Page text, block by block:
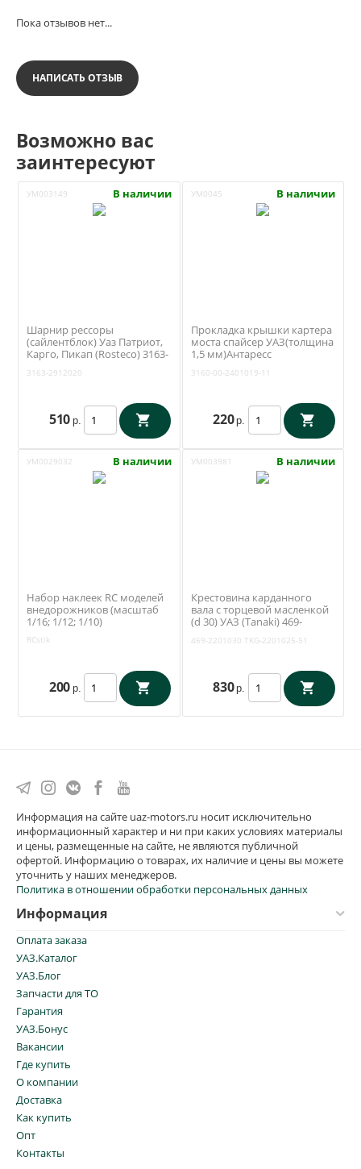
Пока отзывов нет...
НАПИСАТЬ ОТЗЫВ
Возможно вас
заинтересуют
УМ003149 В наличии
Шарнир рессоры
(сайлентблок) Уаз Патриот,
Карго, Пикап (Rosteco) 3163-
3163-2912020
510 р.
УМ0045 В наличии
Прокладка крышки картера
моста спайсер УАЗ(толщина
1,5 мм)Антаресс
11
3160-00-2401019-11
220 р.
УМ0029032 В наличии
Набор наклеек RC моделей
внедорожников (масштаб
1/16; 1/12; 1/10)
RCstik
200 р.
УМ003981 В наличии
Крестовина карданного
вала с торцевой масленкой
(d 30) УАЗ (Tanaki) 469-
469-2201030 TKG-2201025-51
830 р.
Информация на сайте uaz-motors.ru носит исключительно
информационный характер и ни при каких условиях материалы
и цены, размещенные на сайте, не являются публичной
офертой. Информацию о товарах, их наличие и цены вы можете
уточнить у наших менеджеров.
Политика в отношении обработки персональных данных
Информация
Оплата заказа
УАЗ.Каталог
УАЗ.Блог
Запчасти для ТО
Гарантия
УАЗ.Бонус
Вакансии
Где купить
О компании
Доставка
Как купить
Опт
Контакты